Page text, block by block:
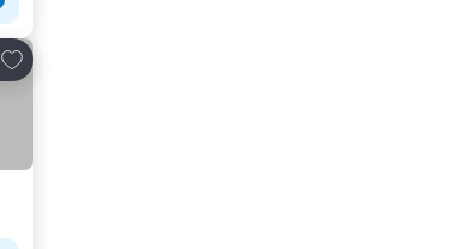
Dodati u favorite